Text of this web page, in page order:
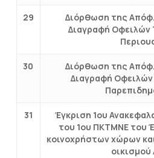
29
Διόρθωση της
Διαγραφή Οφειλών
30
Διόρθωση της
Διαγραφή
31
Έγκριση 1ου
του 1ου ΠΚΤΜΝΕ του
κοινοχρήστων χώρων
οικισμού